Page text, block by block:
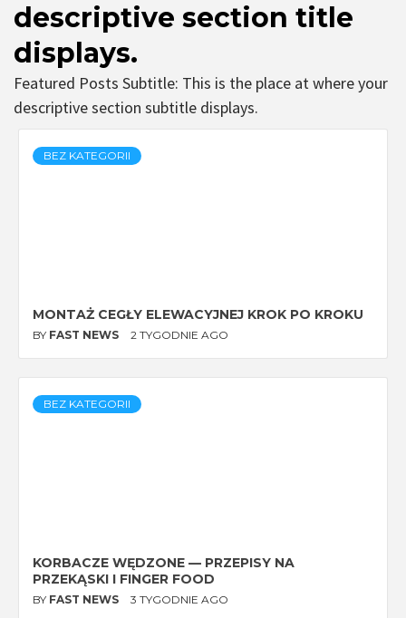
descriptive section title
displays.
Featured Posts Subtitle: This is the place at where your
descriptive section subtitle displays.
BEZ KATEGORII
MONTAŻ CEGŁY ELEWACYJNEJ KROK PO KROKU
BY FAST NEWS 2 TYGODNIE AGO
BEZ KATEGORII
KORBACZE WĘDZONE — PRZEPISY NA
PRZEKĄSKI I FINGER FOOD
BY FAST NEWS 3 TYGODNIE AGO